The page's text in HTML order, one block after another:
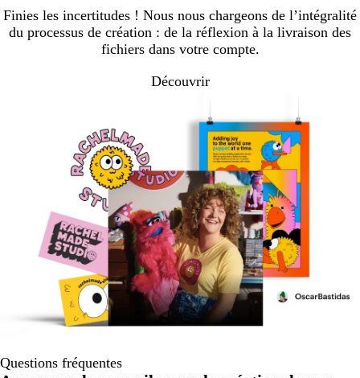
Finies les incertitudes ! Nous nous chargeons de l’intégralité
du processus de création : de la réflexion à la livraison des
fichiers dans votre compte.
Découvrir
Questions fréquentes